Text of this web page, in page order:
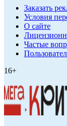
Заказать
Условия
О сайте
Частые
16+